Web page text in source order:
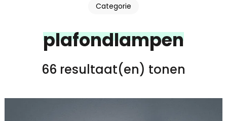
Categorie
plafondlampen
66 resultaat(en) tonen